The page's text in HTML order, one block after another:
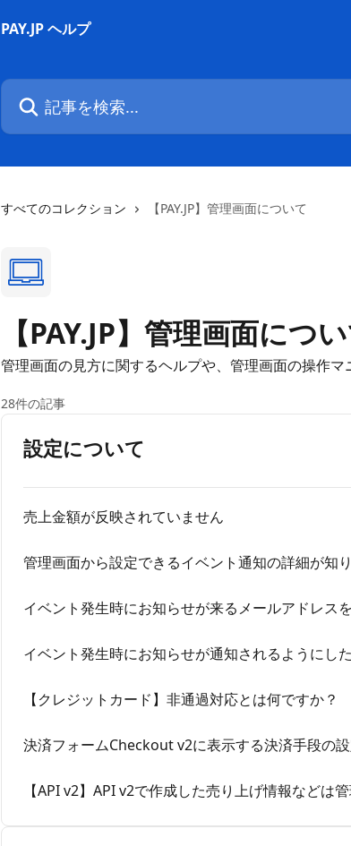
PAY.JP ヘルプ
記事を検索...
すべてのコレクション 【PAY.JP】管理画面について
【PAY.JP】管理画面につ
管理画面の見方に関するヘルプや、管理画面の操作マ
28件の記事
設定について
売上金額が反映されていません
管理画面から設定できるイベント通知の詳細が知
イベント発生時にお知らせが来るメールアドレス
イベント発生時にお知らせが通知されるようにし
【クレジットカード】非通過対応とは何ですか？
決済フォームCheckout v2に表示する決済手段の設
【API v2】API v2で作成した売り上げ情報などは